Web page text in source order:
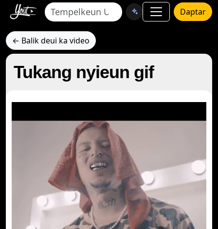
Daptar
← Balik deui ka video
Tukang nyieun gif